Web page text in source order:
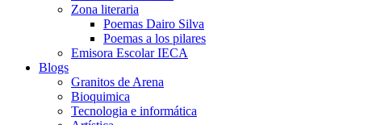
Zona literaria
Poemas Dairo Silva
Poemas a los pilares
Emisora Escolar IECA
Blogs
Granitos de Arena
Bioquimica
Tecnologia e informática